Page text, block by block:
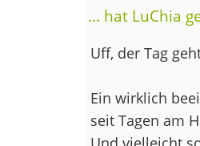
... hat LuChia
Uff, der Tag
Ein wirklich
seit Tagen am